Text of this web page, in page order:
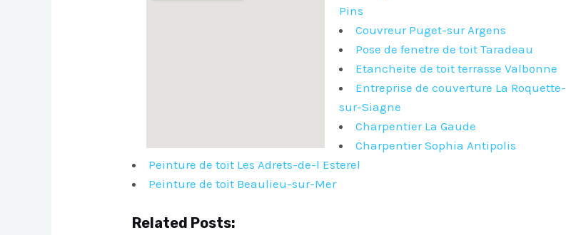
Pins
Couvreur Puget-sur Argens
Pose de fenetre de toit Taradeau
Etancheite de toit terrasse Valbonne
Entreprise de couverture La Roquette-
sur-Siagne
Charpentier La Gaude
Charpentier Sophia Antipolis
Peinture de toit Les Adrets-de-l Esterel
Peinture de toit Beaulieu-sur-Mer
Related Posts: